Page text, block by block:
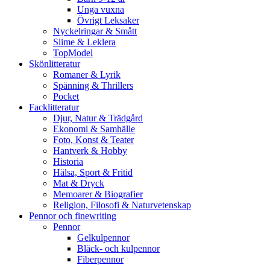
Unga vuxna
Övrigt Leksaker
Nyckelringar & Smått
Slime & Leklera
TopModel
Skönlitteratur
Romaner & Lyrik
Spänning & Thrillers
Pocket
Facklitteratur
Djur, Natur & Trädgård
Ekonomi & Samhälle
Foto, Konst & Teater
Hantverk & Hobby
Historia
Hälsa, Sport & Fritid
Mat & Dryck
Memoarer & Biografier
Religion, Filosofi & Naturvetenskap
Pennor och finewriting
Pennor
Gelkulpennor
Bläck- och kulpennor
Fiberpennor